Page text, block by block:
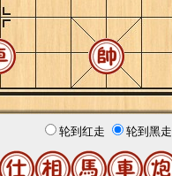
轮到红走 轮到黑走